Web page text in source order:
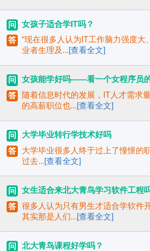
问
女孩子适合学IT吗？
答
“现在很多人认为IT工作脑力强度大
业者生理及...[查看全文]
问
女孩能学好吗——看一个女程序员
答
随着信息时代的发展，IT人才需求
的高薪职位也...[查看全文]
问
大学毕业转行学技术好吗
答
大学毕业很多人终于过上了憧憬的
过去...[查看全文]
问
女生适合来北大青鸟学习软件工程
答
很多人认为只有男生才适合学软件
其实那是人们...[查看全文]
问
北大青鸟课程好学吗？